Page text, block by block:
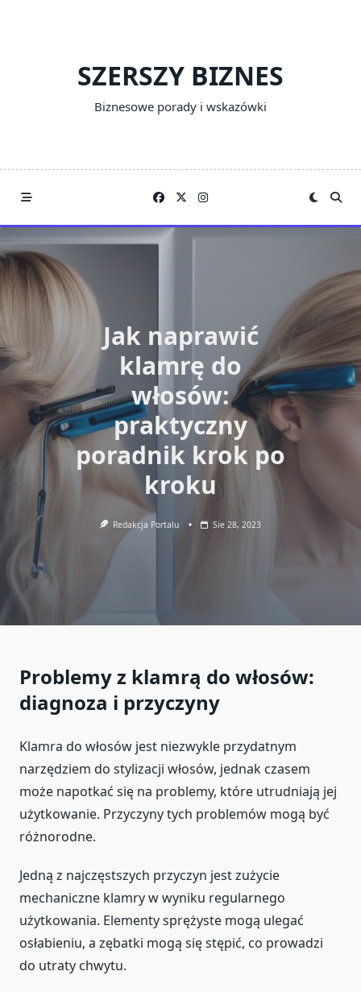
SZERSZY BIZNES
Biznesowe porady i wskazówki
Jak naprawić
klamrę do
włosów:
praktyczny
poradnik krok po
kroku
Redakcja Portalu Sie 28, 2023
Problemy z klamrą do włosów:
diagnoza i przyczyny
Klamra do włosów jest niezwykle przydatnym
narzędziem do stylizacji włosów, jednak czasem
może napotkać się na problemy, które utrudniają jej
użytkowanie. Przyczyny tych problemów mogą być
różnorodne.
Jedną z najczęstszych przyczyn jest zużycie
mechaniczne klamry w wyniku regularnego
użytkowania. Elementy sprężyste mogą ulegać
osłabieniu, a zębatki mogą się stępić, co prowadzi
do utraty chwytu.